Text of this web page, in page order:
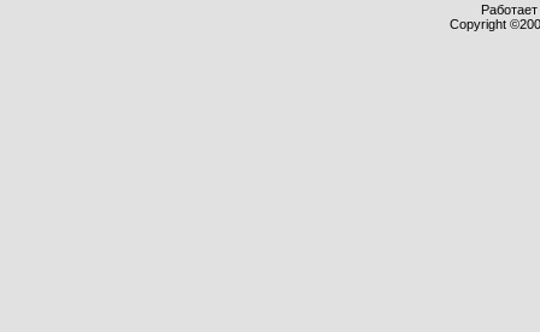
Copyright